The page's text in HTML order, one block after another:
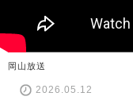
岡山放送
2026.05.12